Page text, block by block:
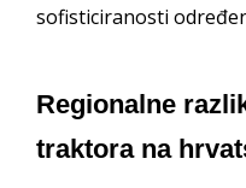
sofisticiranosti
Regionalne
traktora na